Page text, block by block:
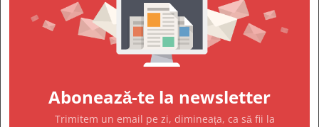
Abonează-te la newsletter
Trimitem un email pe zi, dimineața, ca să fii la